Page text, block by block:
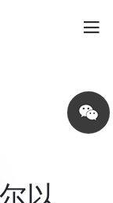
Share
on
wechat